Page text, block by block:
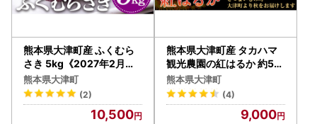
熊本県大津町産 ふくむら
さき 5kg《2027年2月上
旬-4月下旬頃出荷》 タカ
ハマ観光農園 さつまいも
芋 紫芋 高糖度
熊本県大津町
(2)
10,500
熊本県大津町産 タカハマ
観光農園の紅はるか 約5k
g(大中小ミックス)《30日
以内に出荷予定(土日祝除
く)》 さつまいも 芋 スイ
ートポテト 干し芋にも
熊本県大津町
(4)
9,000